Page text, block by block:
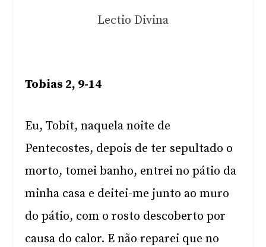
Lectio Divina
Tobias 2, 9-14
Eu, Tobit, naquela noite de
Pentecostes, depois de ter sepultado o
morto, tomei banho, entrei no pátio da
minha casa e deitei-me junto ao muro
do pátio, com o rosto descoberto por
causa do calor. E não reparei que no